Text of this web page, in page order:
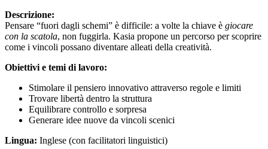
Descrizione:
Pensare “fuori dagli schemi” è difficile: a volte la chiave è giocare
con la scatola, non fuggirla. Kasia propone un percorso per scoprire
come i vincoli possano diventare alleati della creatività.
Obiettivi e temi di lavoro:
Stimolare il pensiero innovativo attraverso regole e limiti
Trovare libertà dentro la struttura
Equilibrare controllo e sorpresa
Generare idee nuove da vincoli scenici
Lingua: Inglese (con facilitatori linguistici)